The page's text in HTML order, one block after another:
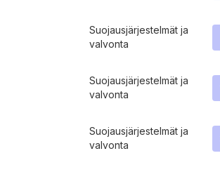
Suojausjärjestelmät ja
valvonta
Suojausjärjestelmät ja
valvonta
Suojausjärjestelmät ja
valvonta